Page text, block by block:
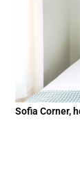
Sofia Corner,